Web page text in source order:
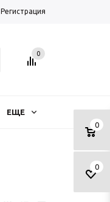
Регистрация
0
0
0
ЕЩЕ